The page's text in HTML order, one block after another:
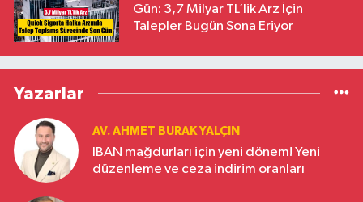
Gün: 3,7 Milyar TL’lik Arz İçin
Talepler Bugün Sona Eriyor
Yazarlar
AV. AHMET BURAK YALÇIN
IBAN mağdurları için yeni dönem! Yeni
düzenleme ve ceza indirim oranları